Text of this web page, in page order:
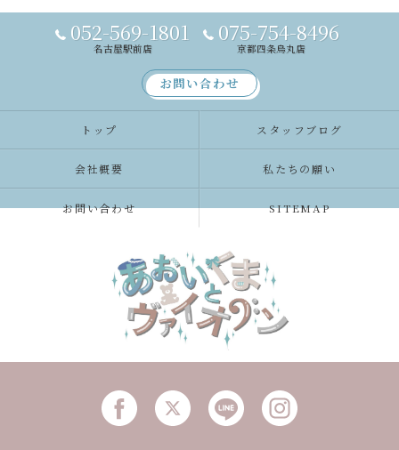
052-569-1801
名古屋駅前店
075-754-8496
京都四条烏丸店
お問い合わせ
トップ スタッフブログ
会社概要 私たちの願い
お問い合わせ SITEMAP